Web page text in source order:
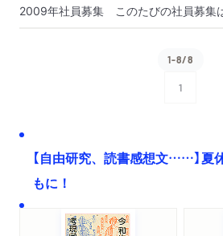
2009年社員募集 このたびの社員募集
1-8/8
1
【自由研究、読書感想文……】夏
もに！